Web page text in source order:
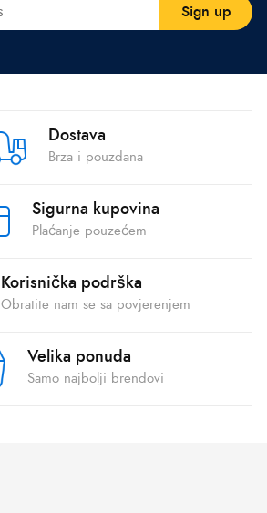
Dostava
Brza i pouzdana
Sigurna kupovina
Plaćanje pouzećem
Korisnička podrška
Obratite nam se sa povjerenjem
Velika ponuda
Samo najbolji brendovi